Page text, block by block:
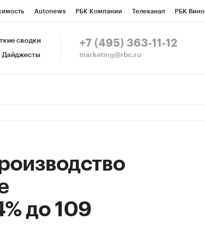
Autonews РБК Компании Телеканал РБК Вино
СПб Конференции СПб Спецпроекты
сводки
Дайджесты
+7 (495) 363-11-12
marketing@rbc.ru
до 109